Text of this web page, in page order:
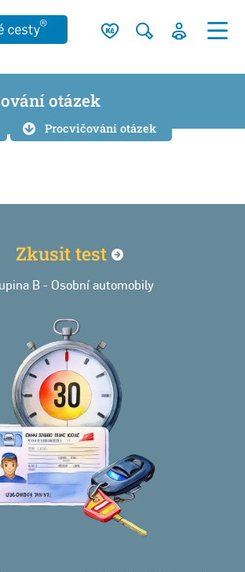
otázek
Procvičování otázek
Zkusit test
B - Osobní automobily